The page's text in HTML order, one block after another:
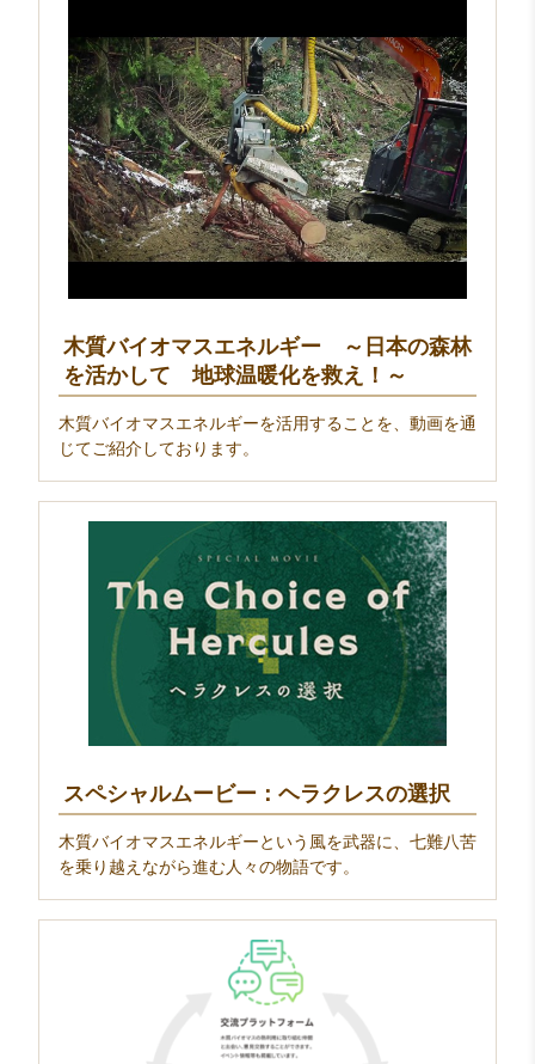
木質バイオマスエネルギー ～日本の森林
を活かして 地球温暖化を救え！～
木質バイオマスエネルギーを活用することを、動画を通
じてご紹介しております。
スペシャルムービー：ヘラクレスの選択
木質バイオマスエネルギーという風を武器に、七難八苦
を乗り越えながら進む人々の物語です。